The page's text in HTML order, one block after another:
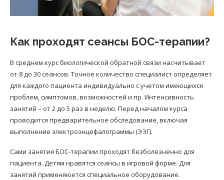
Как проходят сеансы БОС-терапии?
В среднем курс биологической обратной связи насчитывает
от 8 до 30 сеансов. Точное количество специалист определяет
для каждого пациента индивидуально с учетом имеющихся
проблем, симптомов, возможностей и пр. Интенсивность
занятий – от 2 до 5 раз в неделю. Перед началом курса
проводится предварительное обследование, включая
выполнение электроэнцефалограммы (ЭЭГ).
Сами занятия БОС-терапии проходят безболезненно для
пациента. Детям нравятся сеансы в игровой форме. Для
занятий применяюется специальное оборудование.